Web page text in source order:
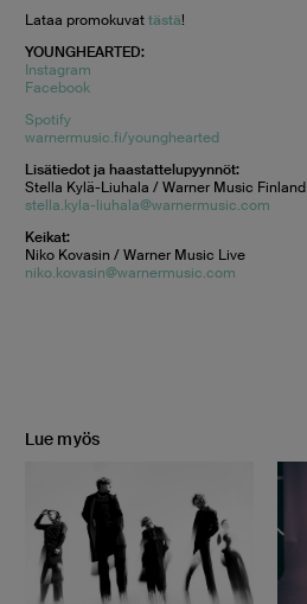
Lataa promokuvattästä!
YOUNGHEARTED:
Instagram
Facebook
Spotify
warnermusic.fi/younghearted
Lisätiedot ja haastattelupyynnöt:
Stella Kylä-Liuhala / Warner Music Finland
stella.kyla-liuhala@warnermusic.com
Keikat:
Niko Kovasin / Warner Music Live
niko.kovasin@warnermusic.com
Lue myös